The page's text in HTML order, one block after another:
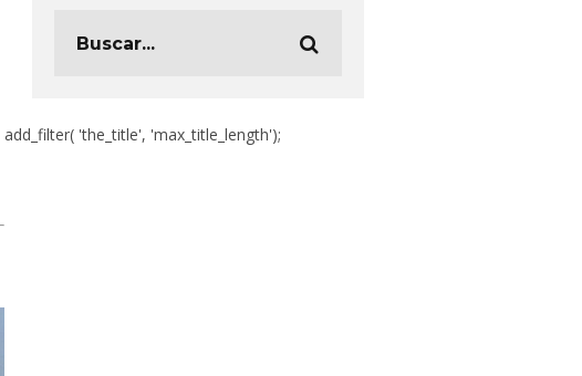
add_filter( 'the_title', 'max_title_length');